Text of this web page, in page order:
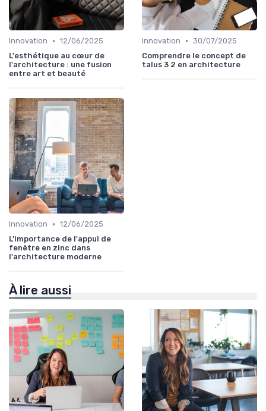
Innovation • 12/06/2025
L'esthétique au cœur de
l'architecture : une fusion
entre art et beauté
Innovation • 30/07/2025
Comprendre le concept de
talus 3 2 en architecture
Innovation • 12/06/2025
L'importance de l'appui de
fenêtre en zinc dans
l'architecture moderne
À lire aussi